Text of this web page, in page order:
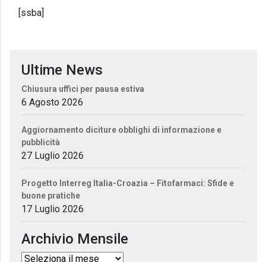
[ssba]
Ultime News
Chiusura uffici per pausa estiva
6 Agosto 2026
Aggiornamento diciture obblighi di informazione e
pubblicità
27 Luglio 2026
Progetto Interreg Italia-Croazia – Fitofarmaci: Sfide e
buone pratiche
17 Luglio 2026
Archivio Mensile